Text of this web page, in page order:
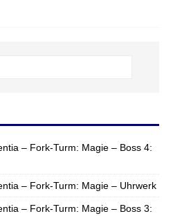
– Fork-Turm: Magie – Boss 4:
– Fork-Turm: Magie – Uhrwerk
– Fork-Turm: Magie – Boss 3: